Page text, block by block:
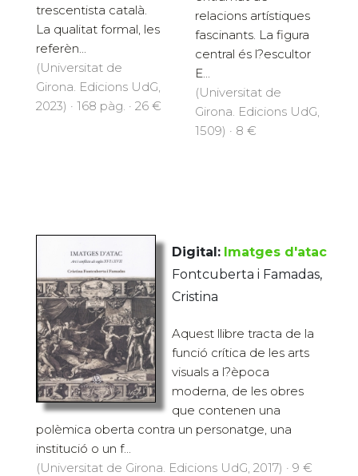
trescentista català.
La qualitat formal, les
referèn...
(Universitat de
Girona. Edicions UdG,
2023) · 168 pàg. · 26 €
relacions artístiques
fascinants. La figura
central és l?escultor
E...
(Universitat de
Girona. Edicions UdG,
1509) · 8 €
Digital: Imatges d'atac
Fontcuberta i Famadas,
Cristina
Aquest llibre tracta de la
funció crítica de les arts
visuals a l?època
moderna, de les obres
que contenen una
polèmica oberta contra un personatge, una
institució o un f...
(Universitat de Girona. Edicions UdG, 2017) · 9 €